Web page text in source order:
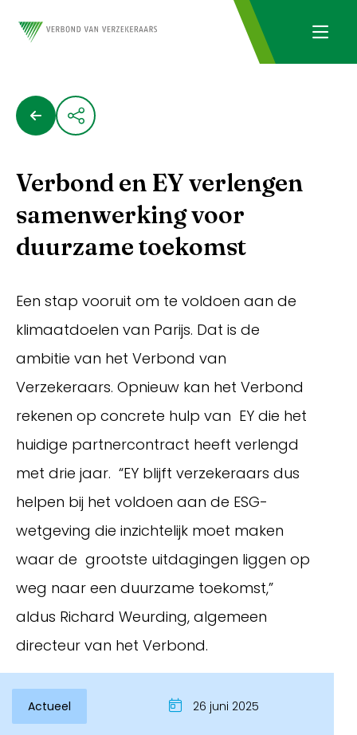
Inloggen
Verbond en EY verlengen
samenwerking voor
duurzame toekomst
Een stap vooruit om te voldoen aan de
klimaatdoelen van Parijs. Dat is de
ambitie van het Verbond van
Verzekeraars. Opnieuw kan het Verbond
rekenen op concrete hulp van EY die het
huidige partnercontract heeft verlengd
met drie jaar. “EY blijft verzekeraars dus
helpen bij het voldoen aan de ESG-
wetgeving die inzichtelijk moet maken
waar de grootste uitdagingen liggen op
weg naar een duurzame toekomst,”
aldus Richard Weurding, algemeen
directeur van het Verbond.
Actueel 26 juni 2025